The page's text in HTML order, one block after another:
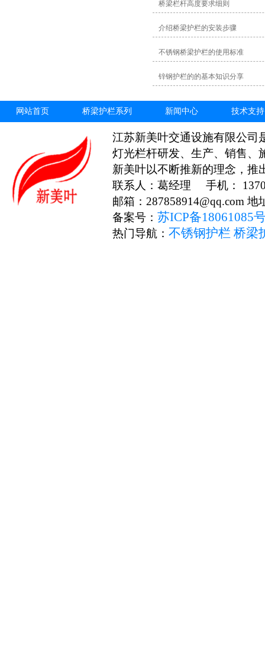
桥梁栏杆高度要求细则
介绍桥梁护栏的安装步骤
不锈钢桥梁护栏的使用标准
锌钢护栏的的基本知识分享
网站首页 桥梁护栏系列 新闻中心 技术支持
江苏新美叶交通设施有限公司
灯光栏杆研发、生产、销售、
新美叶以不断推新的理念，推
联系人：葛经理 手机：
邮箱：287858914@qq.com
备案号： 苏ICP备18061085
热门导航： 不锈钢护栏 桥梁